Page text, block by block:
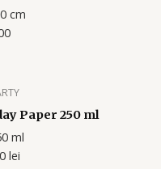
cm
Paper 250 ml
ml
lei